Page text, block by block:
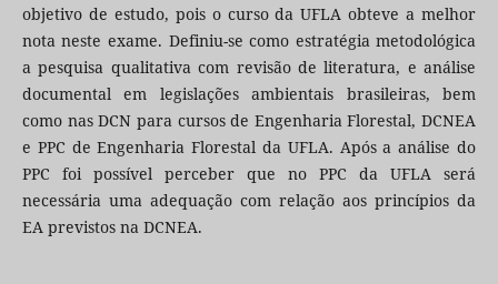
objetivo de estudo, pois o curso da UFLA obteve a melhor
nota neste exame. Definiu-se como estratégia metodológica
a pesquisa qualitativa com revisão de literatura, e análise
documental em legislações ambientais brasileiras, bem
como nas DCN para cursos de Engenharia Florestal, DCNEA
e PPC de Engenharia Florestal da UFLA. Após a análise do
PPC foi possível perceber que no PPC da UFLA será
necessária uma adequação com relação aos princípios da
EA previstos na DCNEA.